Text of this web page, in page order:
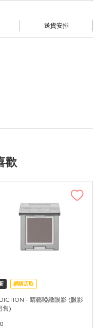
送貨安排
歡
網購店取
- 睛藝啞緻眼影 (眼影
售)